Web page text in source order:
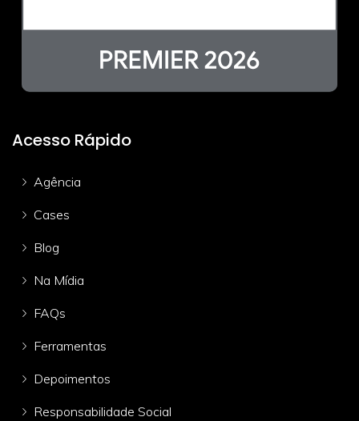
Acesso Rápido
Agência
Cases
Blog
Na Mídia
FAQs
Ferramentas
Depoimentos
Responsabilidade Social